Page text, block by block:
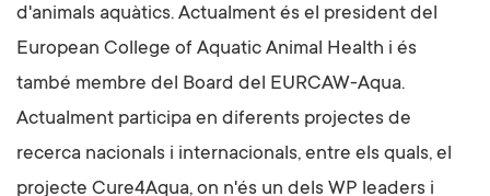
d'animals aquàtics. Actualment és el president del
European College of Aquatic Animal Health i és
també membre del Board del EURCAW-Aqua.
Actualment participa en diferents projectes de
recerca nacionals i internacionals, entre els quals, el
projecte Cure4Aqua, on n'és un dels WP leaders i